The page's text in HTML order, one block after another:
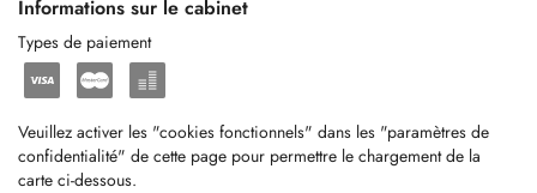
Informations sur le cabinet
Types de paiement
Veuillez activer les "cookies fonctionnels" dans les "paramètres de
confidentialité" de cette page pour permettre le chargement de la
carte ci-dessous.